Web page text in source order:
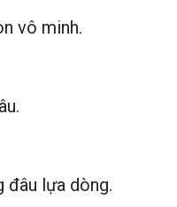
vô minh.
đâu lựa dòng.